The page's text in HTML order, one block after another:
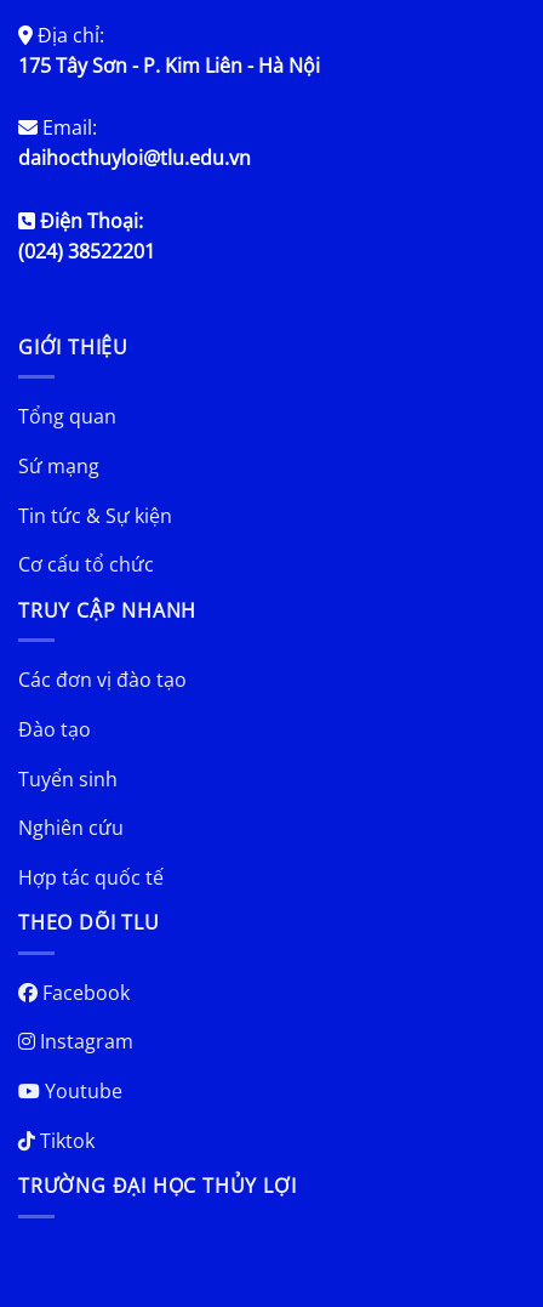
Địa chỉ:
175 Tây Sơn - P. Kim Liên - Hà Nội
Email:
daihocthuyloi@tlu.edu.vn
Điện Thoại:
(024) 38522201
GIỚI THIỆU
Tổng quan
Sứ mạng
Tin tức & Sự kiện
Cơ cấu tổ chức
TRUY CẬP NHANH
Các đơn vị đào tạo
Đào tạo
Tuyển sinh
Nghiên cứu
Hợp tác quốc tế
THEO DÕI TLU
Facebook
Instagram
Youtube
Tiktok
TRƯỜNG ĐẠI HỌC THỦY LỢI